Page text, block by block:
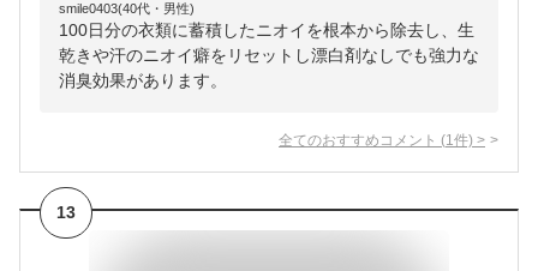
smile0403(40代・男性)
100日分の衣類に蓄積したニオイを根本から除去し、生
乾きや汗のニオイ癖をリセットし漂白剤なしでも強力な
消臭効果があります。
全てのおすすめコメント (1 件) >
13